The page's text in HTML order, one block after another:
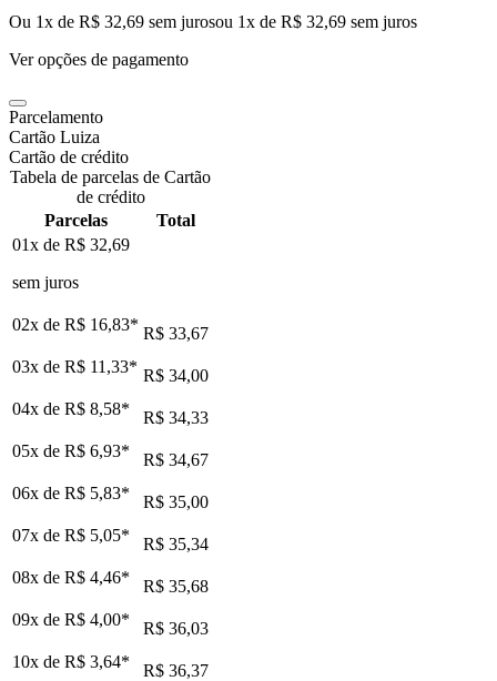
Ou 1x de R$ 32,69 sem jurosou 1x de R$ 32,69 sem juros
Ver opções de pagamento
Parcelamento
Cartão Luiza
Cartão de crédito
Tabela de parcelas de Cartão
de crédito
Parcelas
Total
01x de R$ 32,69
sem juros
02x de R$ 16,83* R$ 33,67
03x de R$ 11,33* R$ 34,00
04x de R$ 8,58*
R$ 34,33
05x de R$ 6,93*
R$ 34,67
06x de R$ 5,83*
R$ 35,00
07x de R$ 5,05*
R$ 35,34
08x de R$ 4,46*
R$ 35,68
09x de R$ 4,00*
R$ 36,03
10x de R$ 3,64*
R$ 36,37